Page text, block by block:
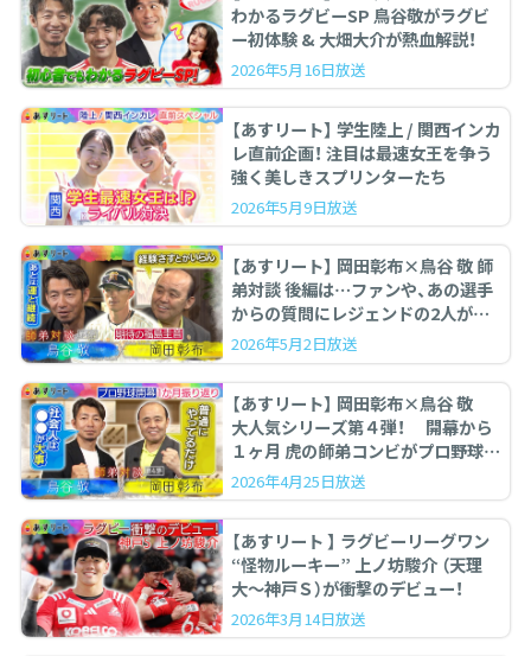
わかるラグビーSP 鳥谷敬がラグビ
ー初体験 & 大畑大介が熱血解説！
2026年5月16日放送
【あすリート】 学生陸上 / 関西インカ
レ直前企画！ 注目は最速女王を争う
強く美しきスプリンターたち
2026年5月9日放送
【あすリート】 岡田彰布×鳥谷 敬 師
弟対談 後編は…ファンや、あの選手
からの質問にレジェンドの2人が答
えます。
2026年5月2日放送
【あすリート】 岡田彰布×鳥谷 敬
大人気シリーズ第４弾！ 開幕から
１ヶ月 虎の師弟コンビがプロ野球を
ぶった斬る！
2026年4月25日放送
【あすリート 】 ラグビーリーグワン
“怪物ルーキー” 上ノ坊駿介 （天理
大〜神戸Ｓ）が衝撃のデビュー！
2026年3月14日放送